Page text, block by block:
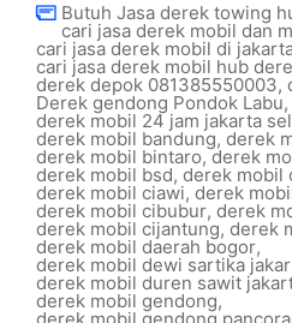
Butuh Jasa derek towing
cari jasa derek mobil dan
cari jasa derek mobil di
cari jasa derek mobil hub
derek depok 081385550003,
Derek gendong Pondok Labu,
derek mobil 24 jam jakarta
derek mobil bandung, derek
derek mobil bintaro,derek
derek mobil bsd, derek mobil
derek mobil ciawi, derek
derek mobil cibubur, derek
derek mobil cijantung, derek
derek mobil daerah bogor,
derek mobil dewi sartika
derek mobil duren sawit
derek mobil gendong,